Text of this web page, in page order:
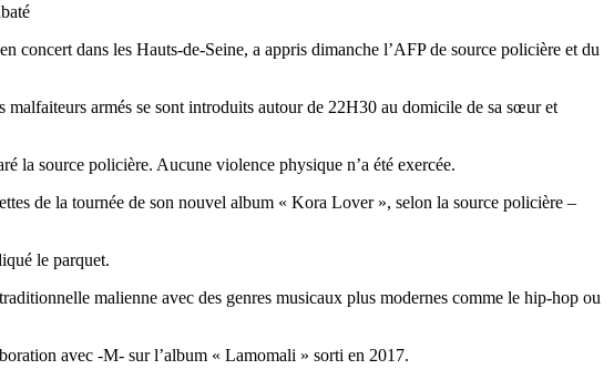
concert dans les Hauts-de-Seine, a appris dimanche l’AFP de source policière et du
armés se sont introduits autour de 22H30 au domicile de sa sœur et
la source policière. Aucune violence physique n’a été exercée.
de la tournée de son nouvel album « Kora Lover », selon la source policière –
le parquet.
malienne avec des genres musicaux plus modernes comme le hip-hop ou
avec -M- sur l’album « Lamomali » sorti en 2017.